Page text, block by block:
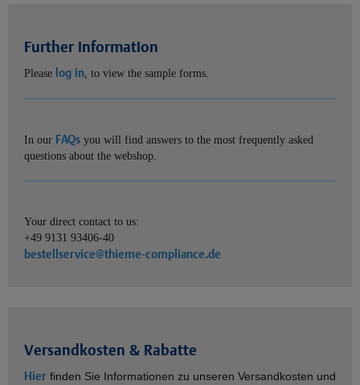
Further information
Please log in, to view the sample forms.
In our FAQs you will find answers to the most frequently asked
questions about the webshop.
Your direct contact to us:
+49 9131 93406-40
bestellservice@thieme-compliance.de
Versandkosten & Rabatte
Hier finden Sie Informationen zu unseren Versandkosten und